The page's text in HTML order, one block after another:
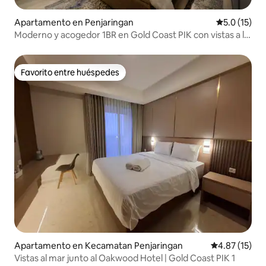
Apartamento en Penjaringan Calificación
5.0 (15)
Moderno y acogedor 1BR en Gold Coast PIK con vistas a la
Favorito entre huéspedes
Favorito entre huéspedes
Apartamento en Kecamatan Penjaringan Calificación
4.87 (15)
Vistas al mar junto al Oakwood Hotel | Gold Coast PIK 1